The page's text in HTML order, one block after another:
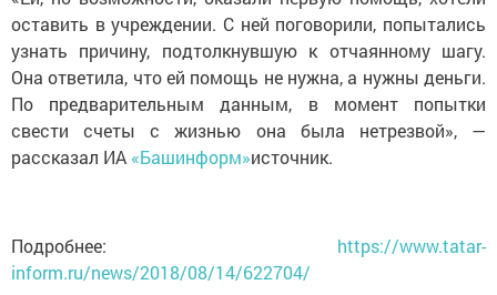
оставить в учреждении. С ней поговорили, попытались
узнать причину, подтолкнувшую к отчаянному шагу.
Она ответила, что ей помощь не нужна, а нужны деньги.
По предварительным данным, в момент попытки
свести счеты с жизнью она была нетрезвой», —
рассказал ИА «Башинформ»источник.
Подробнее: https://www.tatar-
inform.ru/news/2018/08/14/622704/